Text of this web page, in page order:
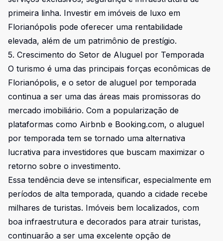
primeira linha. Investir em imóveis de luxo em
Florianópolis pode oferecer uma rentabilidade
elevada, além de um patrimônio de prestígio.
5. Crescimento do Setor de Aluguel por Temporada
O turismo é uma das principais forças econômicas de
Florianópolis, e o setor de aluguel por temporada
continua a ser uma das áreas mais promissoras do
mercado imobiliário. Com a popularização de
plataformas como Airbnb e Booking.com, o aluguel
por temporada tem se tornado uma alternativa
lucrativa para investidores que buscam maximizar o
retorno sobre o investimento.
Essa tendência deve se intensificar, especialmente em
períodos de alta temporada, quando a cidade recebe
milhares de turistas. Imóveis bem localizados, com
boa infraestrutura e decorados para atrair turistas,
continuarão a ser uma excelente opção de